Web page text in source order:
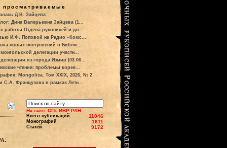
просматриваемые
Д.В. Зайцева
Дина Валерьевна Зайцева (1...
работы Отдела рукописей и до...
И.Ф. Поповой на Радио «Комс...
новых поступлений в Библи...
делегации участн...
из города Измир (03.06...
чтения: проблемы корее...
Mongolica. Том XXIX, 2026, № 2
С.А. Французова в рамках Летн...
На сайте СПб ИВР РАН
Всего публикаций 11046
Монографий 1611
Статей 9172